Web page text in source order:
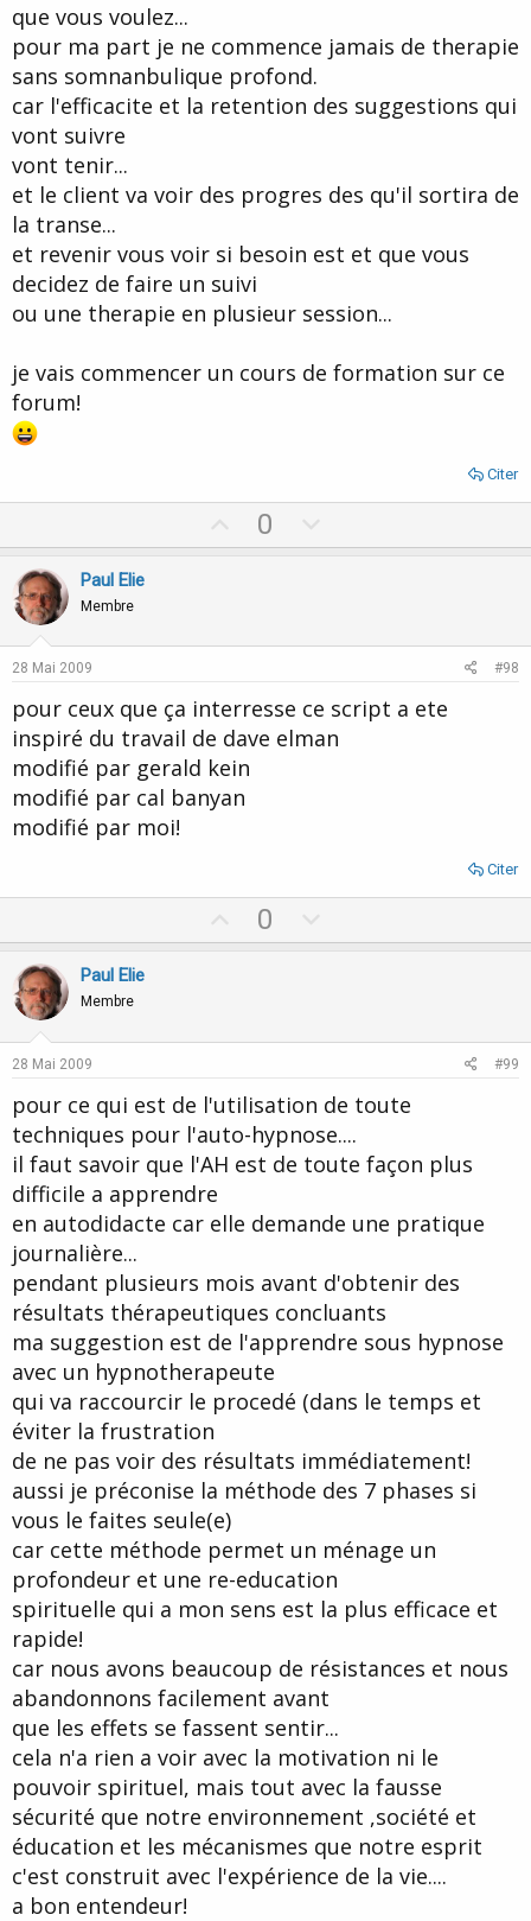
que vous voulez...
pour ma part je ne commence jamais de therapie
sans somnanbulique profond.
car l'efficacite et la retention des suggestions qui
vont suivre
vont tenir...
et le client va voir des progres des qu'il sortira de
la transe...
et revenir vous voir si besoin est et que vous
decidez de faire un suivi
ou une therapie en plusieur session...
je vais commencer un cours de formation sur ce
forum!
Citer
p
t
0
o
v
e
Paul Elie
Membre
28 Mai 2009 #98
pour ceux que ça interresse ce script a ete
inspiré du travail de dave elman
modifié par gerald kein
modifié par cal banyan
modifié par moi!
Citer
p
0
o
t
e
Paul Elie
Membre
28 Mai 2009 #99
pour ce qui est de l'utilisation de toute
techniques pour l'auto-hypnose....
il faut savoir que l'AH est de toute façon plus
difficile a apprendre
en autodidacte car elle demande une pratique
journalière...
pendant plusieurs mois avant d'obtenir des
résultats thérapeutiques concluants
ma suggestion est de l'apprendre sous hypnose
avec un hypnotherapeute
qui va raccourcir le procedé (dans le temps et
éviter la frustration
de ne pas voir des résultats immédiatement!
aussi je préconise la méthode des 7 phases si
vous le faites seule(e)
car cette méthode permet un ménage un
profondeur et une re-education
spirituelle qui a mon sens est la plus efficace et
rapide!
car nous avons beaucoup de résistances et nous
abandonnons facilement avant
que les effets se fassent sentir...
cela n'a rien a voir avec la motivation ni le
pouvoir spirituel, mais tout avec la fausse
sécurité que notre environnement ,société et
éducation et les mécanismes que notre esprit
c'est construit avec l'expérience de la vie....
a bon entendeur!